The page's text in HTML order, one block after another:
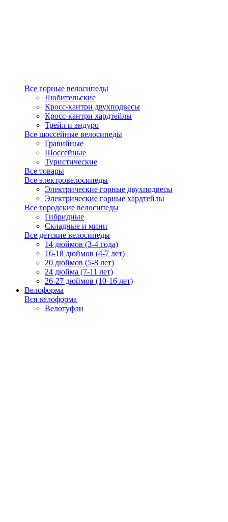
Все горные велосипеды
Любительские
Кросс-кантри двухподвесы
Кросс-кантри хардтейлы
Трейл и эндуро
Все шоссейные велосипеды
Гравийные
Шоссейные
Туристические
Все товары
Все электровелосипеды
Электрические горные двухподвесы
Электрические горные хардтейлы
Все городские велосипеды
Гибридные
Складные и мини
Все детские велосипеды
14 дюймов (3-4 года)
16-18 дюймов (4-7 лет)
20 дюймов (5-8 лет)
24 дюйма (7-11 лет)
26-27 дюймов (10-16 лет)
Велоформа
Вся велоформа
Велотуфли